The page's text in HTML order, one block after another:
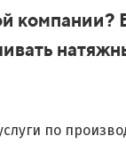
по